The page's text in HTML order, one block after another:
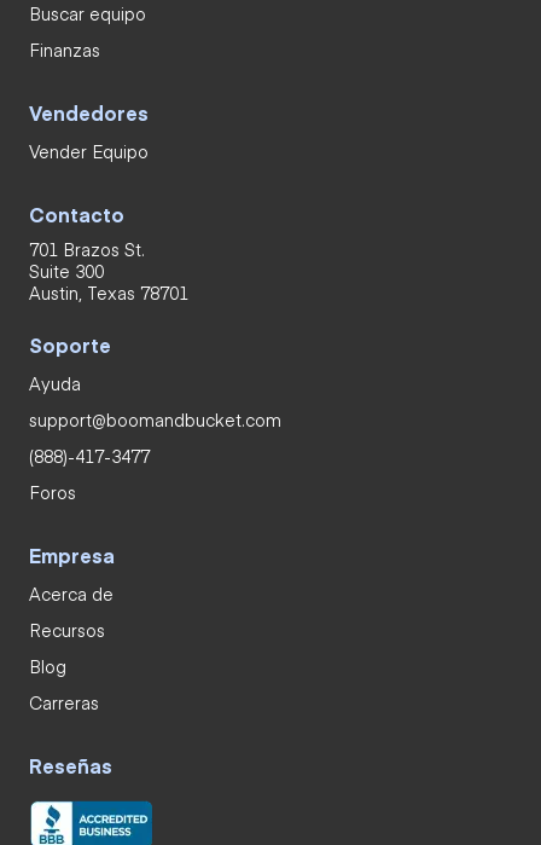
Buscar equipo
Finanzas
Vendedores
Vender Equipo
Contacto
701 Brazos St.
Suite 300
Austin, Texas 78701
Soporte
Ayuda
support@boomandbucket.com
(888)-417-3477
Foros
Empresa
Acerca de
Recursos
Blog
Carreras
Reseñas